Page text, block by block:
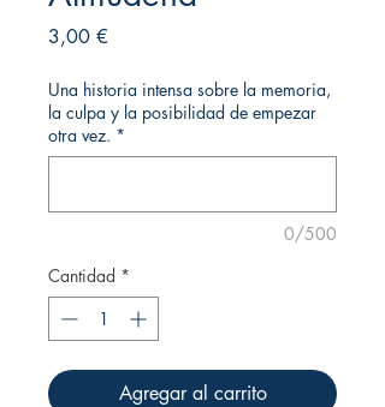
3,00 €
Una historia intensa sobre la memoria,
la culpa y la posibilidad de empezar
otra vez. *
0/500
Cantidad *
Agregar al carrito